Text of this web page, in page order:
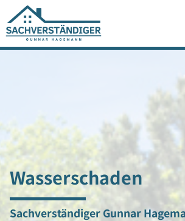
Wasserschaden
Sachverständiger Gunnar